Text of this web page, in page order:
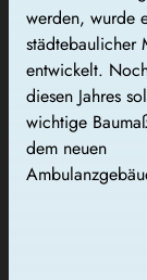
werden, wurde
städtebaulicher
entwickelt.
diesen Jahres
wichtige
dem neuen